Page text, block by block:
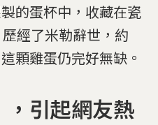
的蛋杯中，收藏在瓷
經了米勒辭世，約
顆雞蛋仍完好無缺。
，引起網友熱